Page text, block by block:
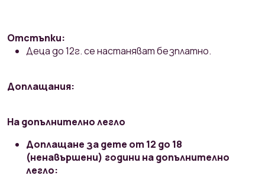
Отстъпки:
Деца до 12г. се настаняват безплатно.
Доплащания:
На допълнително легло
Доплащане за дете от 12 до 18
(ненавършени) години на допълнително
легло: